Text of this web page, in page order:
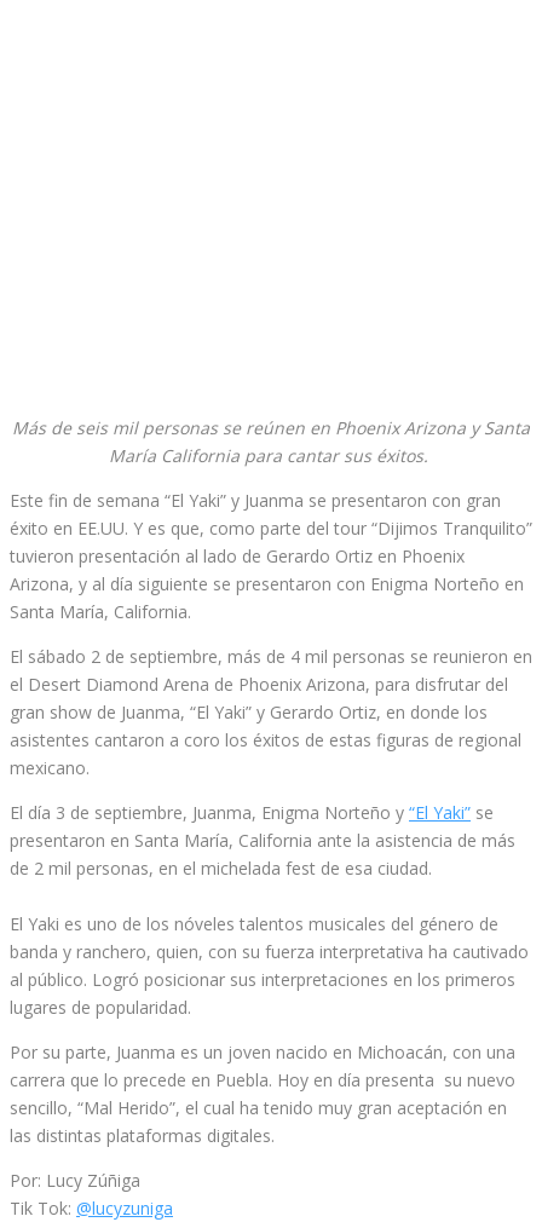
Más de seis mil personas se reúnen en Phoenix Arizona y Santa
María California para cantar sus éxitos.
Este fin de semana “El Yaki” y Juanma se presentaron con gran
éxito en EE.UU. Y es que, como parte del tour “Dijimos Tranquilito”
tuvieron presentación al lado de Gerardo Ortiz en Phoenix
Arizona, y al día siguiente se presentaron con Enigma Norteño en
Santa María, California.
El sábado 2 de septiembre, más de 4 mil personas se reunieron en
el Desert Diamond Arena de Phoenix Arizona, para disfrutar del
gran show de Juanma, “El Yaki” y Gerardo Ortiz, en donde los
asistentes cantaron a coro los éxitos de estas figuras de regional
mexicano.
El día 3 de septiembre, Juanma, Enigma Norteño y “El Yaki” se
presentaron en Santa María, California ante la asistencia de más
de 2 mil personas, en el michelada fest de esa ciudad.
El Yaki es uno de los nóveles talentos musicales del género de
banda y ranchero, quien, con su fuerza interpretativa ha cautivado
al público. Logró posicionar sus interpretaciones en los primeros
lugares de popularidad.
Por su parte, Juanma es un joven nacido en Michoacán, con una
carrera que lo precede en Puebla. Hoy en día presenta su nuevo
sencillo, “Mal Herido”, el cual ha tenido muy gran aceptación en
las distintas plataformas digitales.
Por: Lucy Zúñiga
Tik Tok: @lucyzuniga